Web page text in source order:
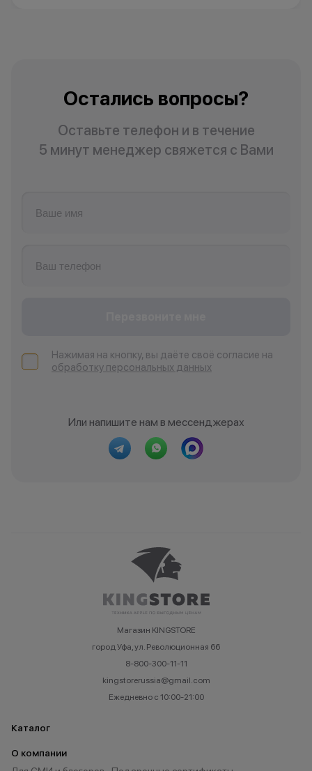
Остались вопросы?
Оставьте телефон и в течение
5 минут менеджер свяжется с Вами
Нажимая на кнопку, вы даёте своё согласие на
обработку персональных данных
Или напишите нам в мессенджерах
Магазин KINGSTORE
город Уфа, ул. Революционная 66
8-800-300-11-11
kingstorerussia@gmail.com
Ежедневно с 10:00-21:00
Каталог
О компании